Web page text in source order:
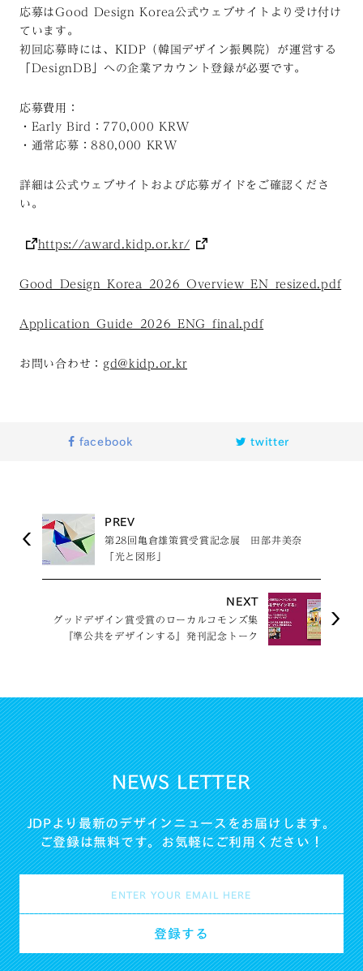
応募はGood Design Korea公式ウェブサイトより受け付け
ています。
初回応募時には、KIDP（韓国デザイン振興院）が運営する
「DesignDB」への企業アカウント登録が必要です。
応募費用：
・Early Bird：770,000 KRW
・通常応募：880,000 KRW
詳細は公式ウェブサイトおよび応募ガイドをご確認くださ
い。
https://award.kidp.or.kr/
Good_Design_Korea_2026_Overview_EN_resized.pdf
Application_Guide_2026_ENG_final.pdf
お問い合わせ： gd@kidp.or.kr
facebook twitter
PREV
第28回亀倉雄策賞受賞記念展 田部井美奈
「光と図形」
NEXT
グッドデザイン賞受賞のローカルコモンズ集
『準公共をデザインする』発刊記念トーク
NEWS LETTER
JDPより最新のデザインニュースをお届けします。
ご登録は無料です。お気軽にご利用ください！